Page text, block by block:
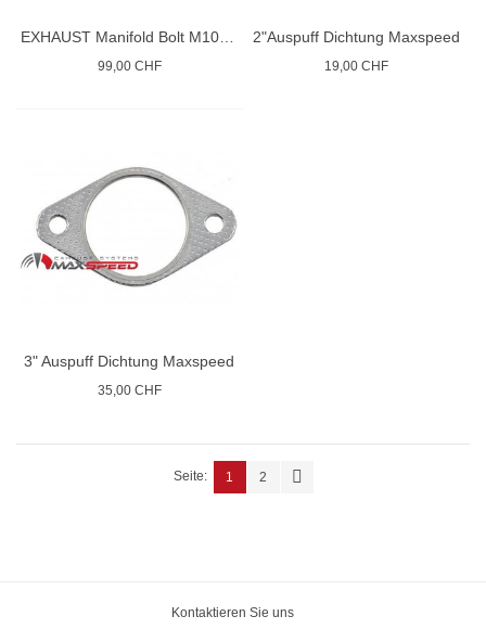
EXHAUST Manifold Bolt M10x1.25
99,00 CHF
2"Auspuff Dichtung Maxspeed
19,00 CHF
3" Auspuff Dichtung Maxspeed
35,00 CHF
Seite: 1 2
Kontaktieren Sie uns